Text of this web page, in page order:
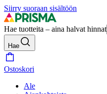
Siirry suoraan sisältöön
Hae tuotteita – aina halvat hinnat
Hae
Ostoskori
Ale